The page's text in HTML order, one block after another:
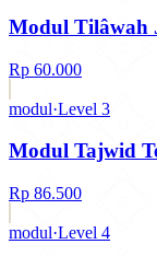
Modul Tilâwah
Rp 60.000
كتاب
◇MODUL
modul·Level 3
Modul Tajwid
Rp 86.500
كتاب
◇MODUL
modul·Level 4